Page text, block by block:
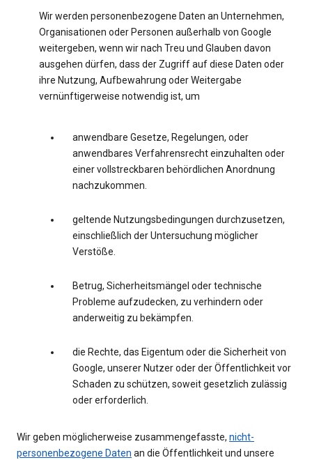
Wir werden personenbezogene Daten an Unternehmen,
Organisationen oder Personen außerhalb von Google
weitergeben, wenn wir nach Treu und Glauben davon
ausgehen dürfen, dass der Zugriff auf diese Daten oder
ihre Nutzung, Aufbewahrung oder Weitergabe
vernünftigerweise notwendig ist, um
anwendbare Gesetze, Regelungen, oder
anwendbares Verfahrensrecht einzuhalten oder
einer vollstreckbaren behördlichen Anordnung
nachzukommen.
geltende Nutzungsbedingungen durchzusetzen,
einschließlich der Untersuchung möglicher
Verstöße.
Betrug, Sicherheitsmängel oder technische
Probleme aufzudecken, zu verhindern oder
anderweitig zu bekämpfen.
die Rechte, das Eigentum oder die Sicherheit von
Google, unserer Nutzer oder der Öffentlichkeit vor
Schaden zu schützen, soweit gesetzlich zulässig
oder erforderlich.
Wir geben möglicherweise zusammengefasste, nicht-
personenbezogene Daten an die Öffentlichkeit und unsere